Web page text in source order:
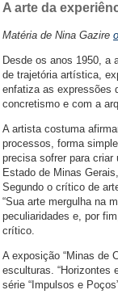
A arte da
Matéria de Nina Gazire
Desde os anos 1950, a
de trajetória artística,
enfatiza as expressões
concretismo e com a
A artista costuma
processos, forma
precisa sofrer para criar
Estado de Minas
Segundo o crítico de
“Sua arte mergulha na
peculiaridades e, por
crítico.
A exposição “Minas de
esculturas. “Horizontes
série “Impulsos e